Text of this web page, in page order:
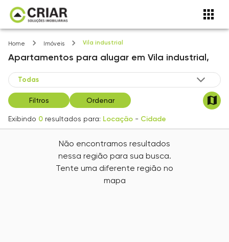
Home Imóveis Vila industrial
Apartamentos para alugar em Vila industrial,
Filtros Ordenar
Exibindo 0 resultados para: Locação - Cidade
Não encontramos resultados
nessa região para sua busca.
Tente uma diferente região no
mapa